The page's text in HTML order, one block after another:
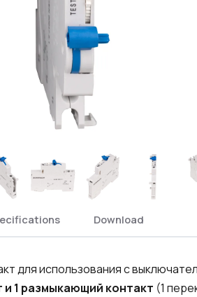
Download
для использования с
1 размыкающий контакт (1